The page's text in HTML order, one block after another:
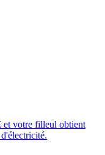
et votre filleul obtient